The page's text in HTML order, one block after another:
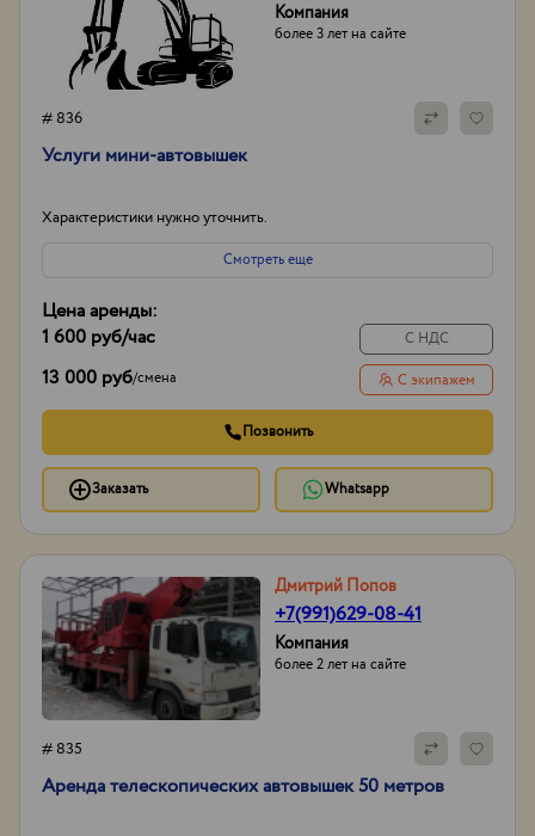
Компания
более 3 лет на сайте
# 836
Услуги мини-автовышек
Характеристики нужно уточнить.
Смотреть еще
Цена аренды:
1 600 руб/час
13 000 руб/смена
С НДС
С экипажем
Позвонить
Заказать Whatsapp
Дмитрий Попов
+7(991)629-08-41
Компания
более 2 лет на сайте
# 835
Аренда телескопических автовышек 50 метров